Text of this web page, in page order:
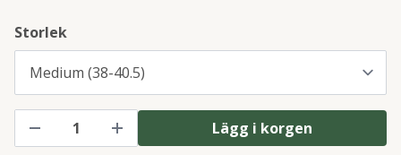
Storlek
Lägg i korgen